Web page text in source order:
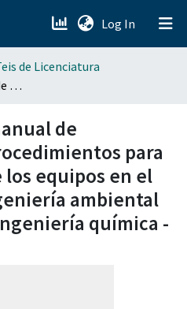
Log In (current)
de Licenciatura
Elaboración del manual de instrucciones y procedimientos para la operabilidad de los equipos en el laboratorio de ingeniería ambiental de la facultad de ingeniería química - Buap.
de
para
equipos en el
ambiental
química -